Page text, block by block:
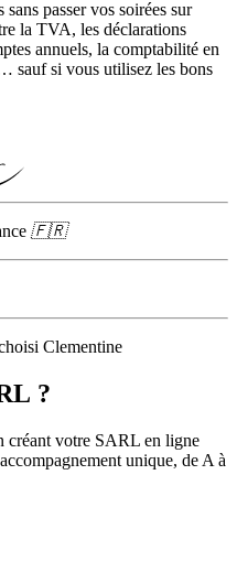
passer vos soirées sur
la TVA, les déclarations
annuels, la comptabilité en
sauf si vous utilisez les bons
🇫🇷
Clementine
?
créant votre SARL en ligne
unique, de A à